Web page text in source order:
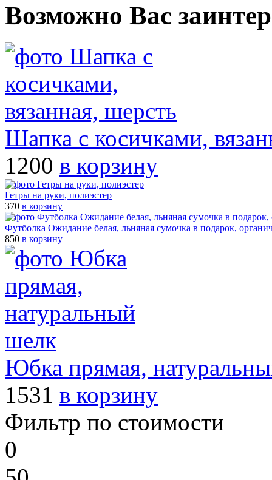
Возможно Вас
Шапка с косичками,
1200 в корзину
Гетры на руки, полиэстер
370 в корзину
Футболка Ожидание белая, льняная сумочка в подарок,
850 в корзину
Юбка прямая,
1531 в корзину
Фильтр по стоимости
0